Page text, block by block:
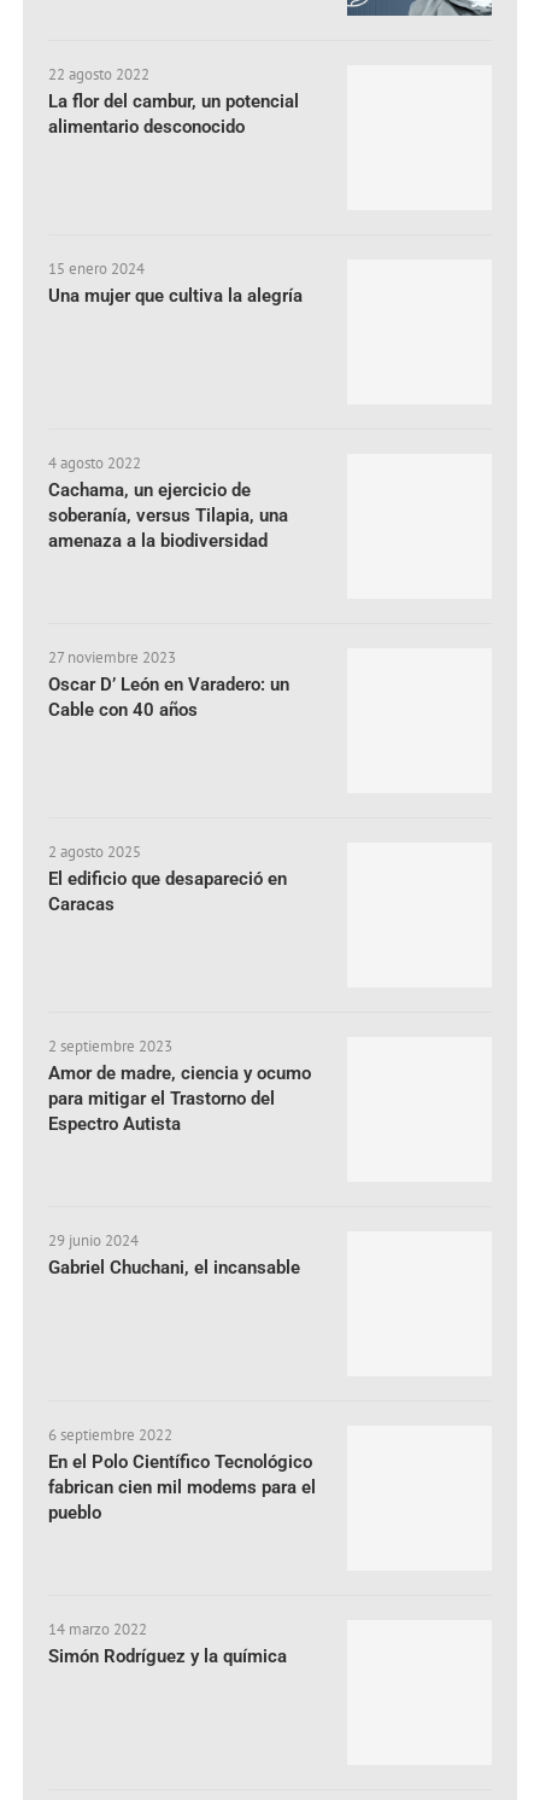
22 agosto 2022
La flor del cambur, un potencial
alimentario desconocido
15 enero 2024
Una mujer que cultiva la alegría
4 agosto 2022
Cachama, un ejercicio de
soberanía, versus Tilapia, una
amenaza a la biodiversidad
27 noviembre 2023
Oscar D’ León en Varadero: un
Cable con 40 años
2 agosto 2025
El edificio que desapareció en
Caracas
2 septiembre 2023
Amor de madre, ciencia y ocumo
para mitigar el Trastorno del
Espectro Autista
29 junio 2024
Gabriel Chuchani, el incansable
6 septiembre 2022
En el Polo Científico Tecnológico
fabrican cien mil modems para el
pueblo
14 marzo 2022
Simón Rodríguez y la química